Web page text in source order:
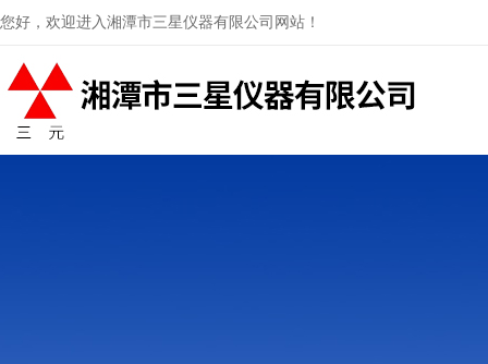
您好，欢迎进入湘潭市三星仪器有限公司网站！